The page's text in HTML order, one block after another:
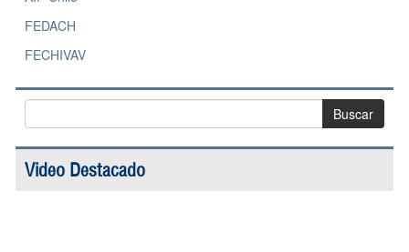
FEDACH
FECHIVAV
Video Destacado